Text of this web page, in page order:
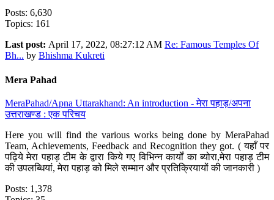
Posts: 6,630
Topics: 161
Last post: April 17, 2022, 08:27:12 AM Re: Famous Temples Of
Bh... by Bhishma Kukreti
Mera Pahad
MeraPahad/Apna Uttarakhand: An introduction - मेरा पहाड़/अपना
उत्तराखण्ड : एक परिचय
Here you will find the various works being done by MeraPahad
Team, Achievements, Feedback and Recognition they got. ( यहाँ पर
पढ़िये मेरा पहाड़ टीम के द्वारा किये गए विभिन्न कार्यों का ब्योरा,मेरा पहाड़ टीम
की उपलब्धियां, मेरा पहाड़ को मिले सम्मान और प्रतिक्रियायों की जानकारी )
Posts: 1,378